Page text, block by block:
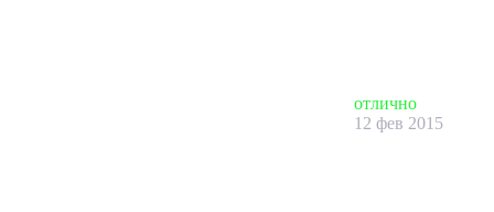
отлично
12 фев 2015